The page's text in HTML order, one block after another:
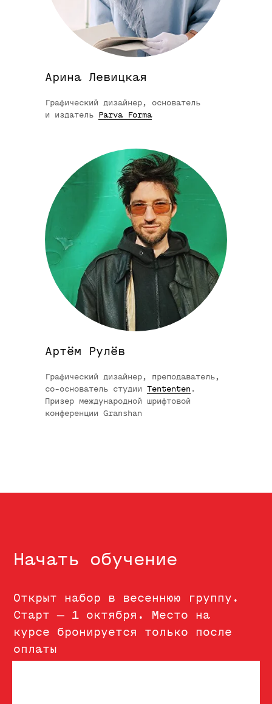
Арина Левицкая
Графический дизайнер, основатель
и издатель
Parva Forma
Артём Рулёв
Графический дизайнер, преподаватель,
со-основатель студии Tententen .
Призер международной шрифтовой
конференции Granshan
Программа